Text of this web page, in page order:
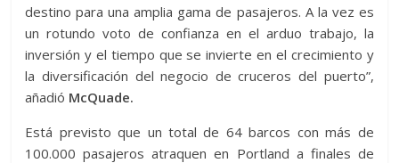
destino para una amplia gama de pasajeros. A la vez es
un rotundo voto de confianza en el arduo trabajo, la
inversión y el tiempo que se invierte en el crecimiento y
la diversificación del negocio de cruceros del puerto”,
añadió McQuade.
Está previsto que un total de 64 barcos con más de
100.000 pasajeros atraquen en Portland a finales de